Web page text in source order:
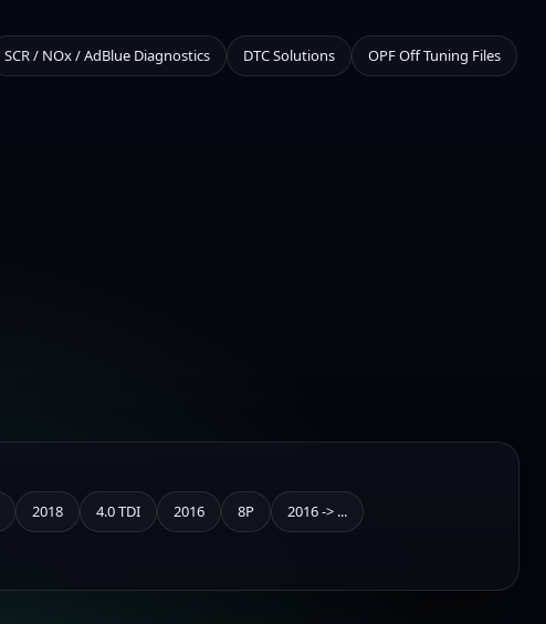
SCR / NOx / AdBlue Diagnostics DTC Solutions OPF Off Tuning Files
2018 4.0 TDI 2016 8P 2016 -> ...